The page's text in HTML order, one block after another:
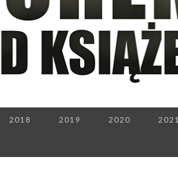
2018 2019 2020 2021